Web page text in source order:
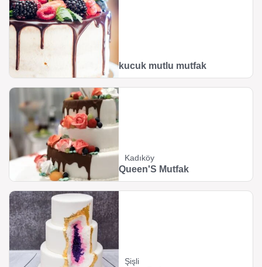
kucuk mutlu mutfak
Kadıköy
Queen'S Mutfak
Şişli